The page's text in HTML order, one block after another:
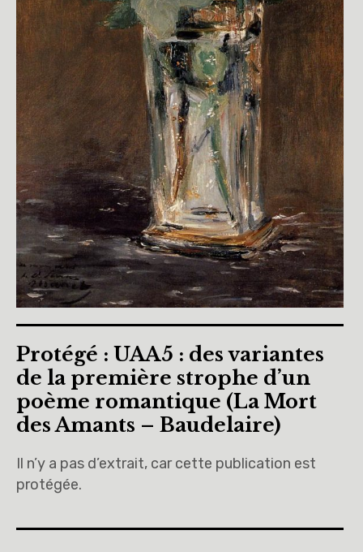
Protégé : UAA5 : des variantes
de la première strophe d’un
poème romantique (La Mort
des Amants – Baudelaire)
Il n’y a pas d’extrait, car cette publication est
protégée.